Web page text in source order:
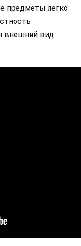
предметы легко
внешний вид